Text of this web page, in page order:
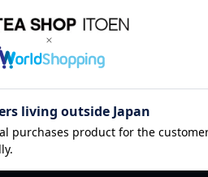
れ動いても 高品質なお茶を、
さまのもとへ、お届けする。
けてきた使命です。